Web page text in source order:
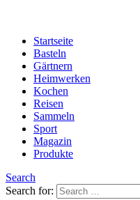
Startseite
Basteln
Gärtnern
Heimwerken
Kochen
Reisen
Sammeln
Sport
Magazin
Produkte
Search
Search for: